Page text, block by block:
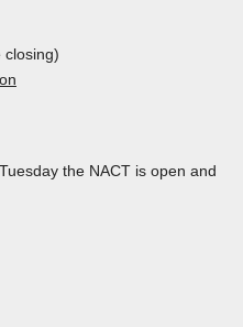
closing)
the NACT is open and